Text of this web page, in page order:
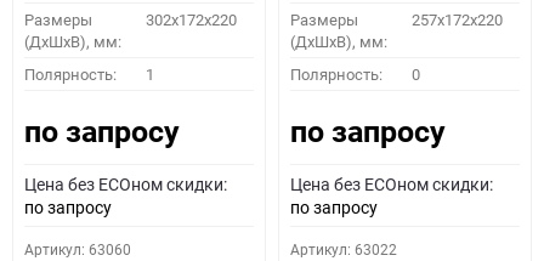
Размеры
(ДхШхВ), мм:
302x172x220
Полярность: 1
по запросу
Цена без ECOном скидки:
по запросу
Артикул: 63060
Размеры
(ДхШхВ), мм:
257x172x220
Полярность: 0
по запросу
Цена без ECOном скидки:
по запросу
Артикул: 63022